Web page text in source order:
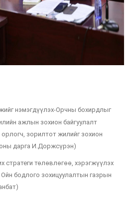
нэмэгдүүлэх-Орчны бохирдлыг
ажлын зохион байгуулалт
зорилтот жилийг зохион
дарга И.Доржсүрэн)
стратеги төлөвлөгөө, хэрэгжүүлэх
бодлого зохицуулалтын газрын